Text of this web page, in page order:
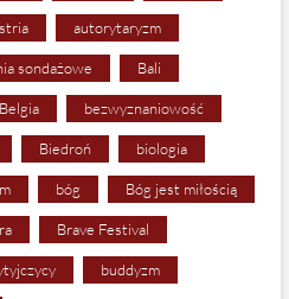
autorytaryzm
sondażowe Bali
Belgia bezwyznaniowość
Biedroń biologia
bóg Bóg jest miłością
Brave Festival
buddyzm